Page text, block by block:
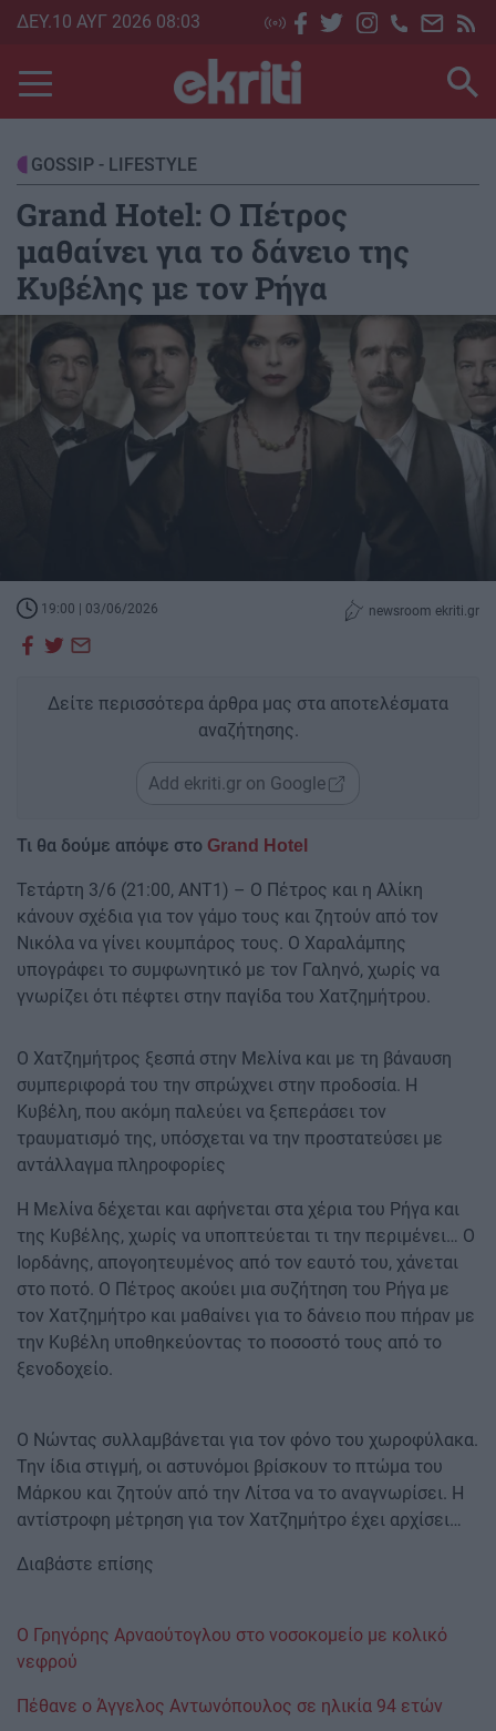
Skip
main
content
ΔΕΥ.10 ΑΥΓ 2026 08:03
GOSSIP - LIFESTYLE
Grand Hotel: Ο Πέτρος
μαθαίνει για το δάνειο της
Κυβέλης με τον Ρήγα
19:00 | 03/06/2026 newsroom ekriti.gr
Δείτε περισσότερα άρθρα μας στα αποτελέσματα
αναζήτησης.
Add ekriti.gr on Google
Τι θα δούμε απόψε στο Grand Hotel
Τετάρτη 3/6 (21:00, ΑΝΤ1) – Ο Πέτρος και η Αλίκη
κάνουν σχέδια για τον γάμο τους και ζητούν από τον
Νικόλα να γίνει κουμπάρος τους. Ο Χαραλάμπης
υπογράφει το συμφωνητικό με τον Γαληνό, χωρίς να
γνωρίζει ότι πέφτει στην παγίδα του Χατζημήτρου.
Ο Χατζημήτρος ξεσπά στην Μελίνα και με τη βάναυση
συμπεριφορά του την σπρώχνει στην προδοσία. Η
Κυβέλη, που ακόμη παλεύει να ξεπεράσει τον
τραυματισμό της, υπόσχεται να την προστατεύσει με
αντάλλαγμα πληροφορίες
Η Μελίνα δέχεται και αφήνεται στα χέρια του Ρήγα και
της Κυβέλης, χωρίς να υποπτεύεται τι την περιμένει… Ο
Ιορδάνης, απογοητευμένος από τον εαυτό του, χάνεται
στο ποτό. Ο Πέτρος ακούει μια συζήτηση του Ρήγα με
τον Χατζημήτρο και μαθαίνει για το δάνειο που πήραν με
την Κυβέλη υποθηκεύοντας το ποσοστό τους από το
ξενοδοχείο.
Ο Νώντας συλλαμβάνεται για τον φόνο του χωροφύλακα.
Την ίδια στιγμή, οι αστυνόμοι βρίσκουν το πτώμα του
Μάρκου και ζητούν από την Λίτσα να το αναγνωρίσει. Η
αντίστροφη μέτρηση για τον Χατζημήτρο έχει αρχίσει…
Διαβάστε επίσης
Ο Γρηγόρης Αρναούτογλου στο νοσοκομείο με κολικό
νεφρού
Πέθανε ο Άγγελος Αντωνόπουλος σε ηλικία 94 ετών